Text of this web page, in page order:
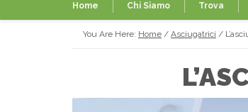
Home Chi Siamo Trova
You Are Here: Home / Asciugatrici /